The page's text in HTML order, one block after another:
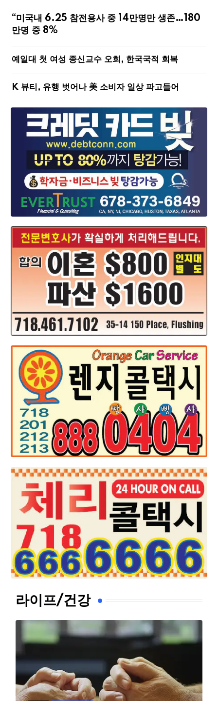
“미국내 6.25 참전용사 중 14만명만 생존…180
만명 중 8%
예일대 첫 여성 종신교수 오희, 한국국적 회복
K 뷰티, 유행 벗어나 美 소비자 일상 파고들어
라이프/건강